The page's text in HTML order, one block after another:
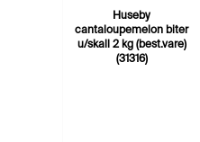
Huseby
cantaloupemelon biter
u/skall 2 kg (best.vare)
(31316)